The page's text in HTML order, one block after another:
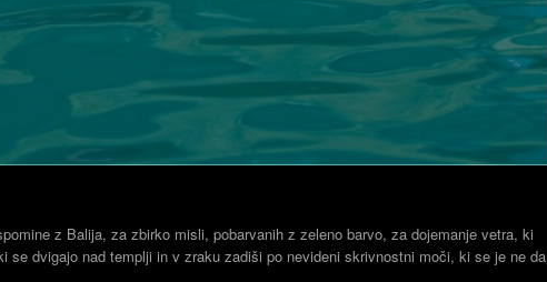
z Balija, za zbirko misli, pobarvanih z zeleno barvo, za dojemanje vetra, ki
dvigajo nad templji in v zraku zadiši po nevideni skrivnostni moči, ki se je ne da